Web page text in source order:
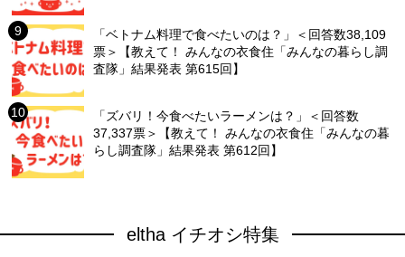
「ベトナム料理で食べたいのは？」＜回答数38,109
票＞【教えて！ みんなの衣食住「みんなの暮らし調
査隊」結果発表 第615回】
「ズバリ！今食べたいラーメンは？」＜回答数
37,337票＞【教えて！ みんなの衣食住「みんなの暮
らし調査隊」結果発表 第612回】
eltha イチオシ特集